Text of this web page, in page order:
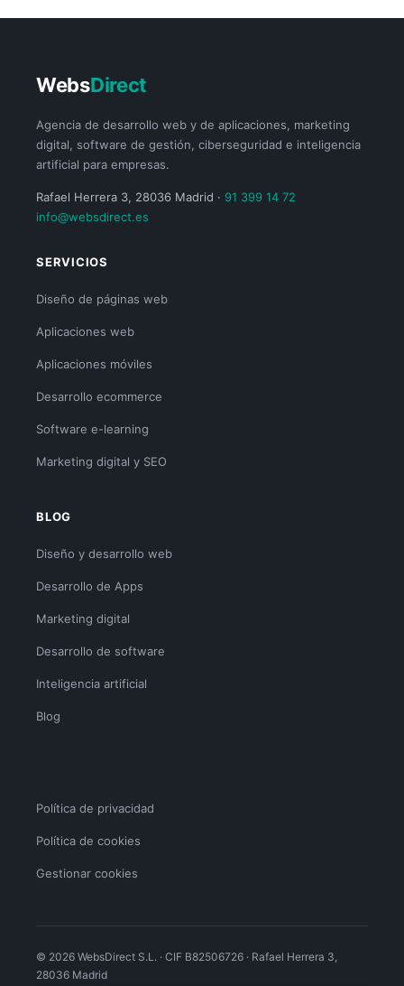
WebsDirect
Agencia de desarrollo web y de aplicaciones, marketing
digital, software de gestión, ciberseguridad e inteligencia
artificial para empresas.
Rafael Herrera 3, 28036 Madrid · 91 399 14 72
info@websdirect.es
SERVICIOS
Diseño de páginas web
Aplicaciones web
Aplicaciones móviles
Desarrollo ecommerce
Software e-learning
Marketing digital y SEO
BLOG
Diseño y desarrollo web
Desarrollo de Apps
Marketing digital
Desarrollo de software
Inteligencia artificial
Blog
Política de privacidad
Política de cookies
Gestionar cookies
© 2026 WebsDirect S.L. · CIF B82506726 · Rafael Herrera 3,
28036 Madrid